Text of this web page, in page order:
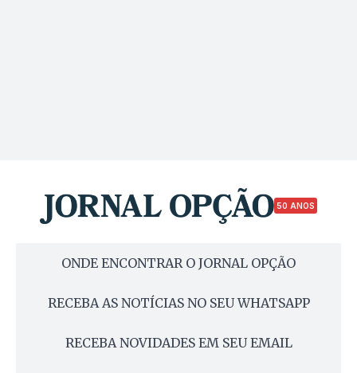
50 ANOS
ONDE ENCONTRAR O JORNAL OPÇÃO
RECEBA AS NOTÍCIAS NO SEU WHATSAPP
RECEBA NOVIDADES EM SEU EMAIL